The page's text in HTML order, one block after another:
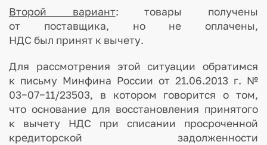
Второй вариант: товары получены
от поставщика, но не оплачены,
НДС был принят к вычету.
Для рассмотрения этой ситуации обратимся
к письму Минфина России от 21.06.2013 г. №
03−07−11/23503, в котором говорится о том,
что основание для восстановления принятого
к вычету НДС при списании просроченной
кредиторской задолженности